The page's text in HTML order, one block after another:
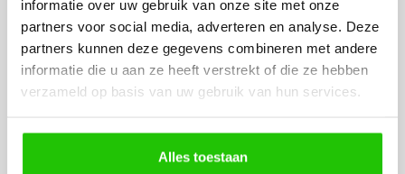
informatie over uw gebruik van onze site met onze
partners voor social media, adverteren en analyse. Deze
partners kunnen deze gegevens combineren met andere
informatie die u aan ze heeft verstrekt of die ze hebben
verzameld op basis van uw gebruik van hun services.
Alles toestaan